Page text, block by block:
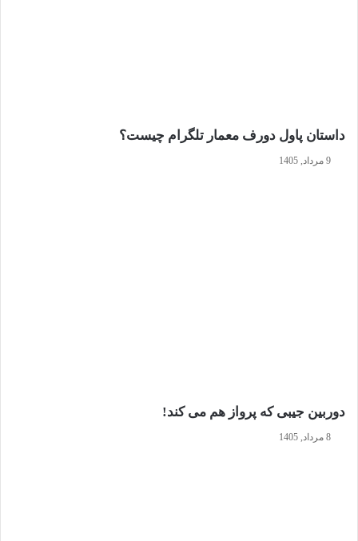
داستان پاول دورف معمار تلگرام چیست؟
9 مرداد, 1405
دوربین جیبی که پرواز هم می‌ کند!
8 مرداد, 1405